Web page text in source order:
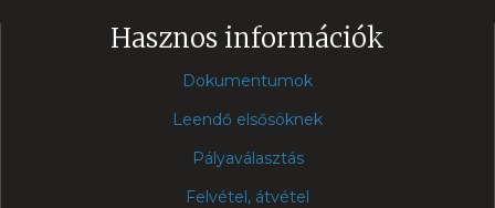
Hasznos információk
Dokumentumok
Leendő elsősöknek
Pályaválasztás
Felvétel, átvétel